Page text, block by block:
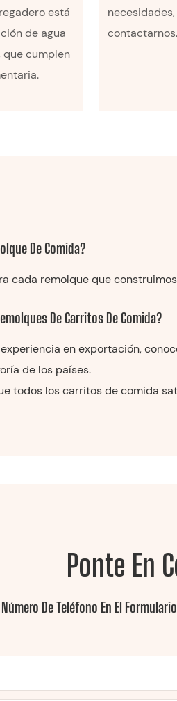
está
de agua
que cumplen
contactarnos.
De Comida?
cada remolque que
De Carritos De Comida?
en exportación,
de los países.
todos los carritos de comida
Ponte En
De Teléfono En El